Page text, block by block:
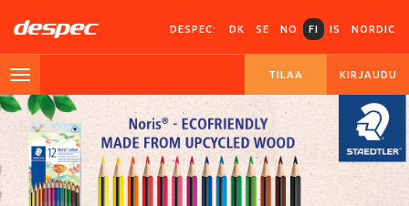
DESPEC: DK SE NO FI IS NORDIC
TILAA KIRJAUDU